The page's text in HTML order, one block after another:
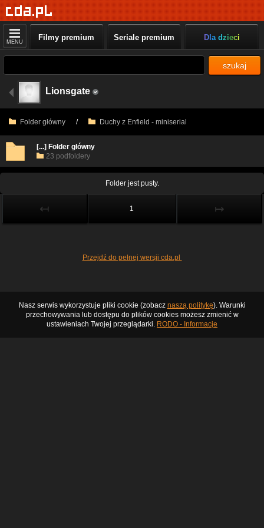
MENU Filmy premium Seriale premium Dla dzieci
szukaj
Lionsgate
Folder główny / Duchy z Enfield - miniserial
[...] Folder główny
23 podfoldery
Folder jest pusty.
↤ 1 ↦
Przejdź do pełnej wersji cda.pl
Nasz serwis wykorzystuje pliki cookie (zobacz naszą politykę). Warunki
przechowywania lub dostępu do plików cookies możesz zmienić w
ustawieniach Twojej przeglądarki. RODO - Informacje